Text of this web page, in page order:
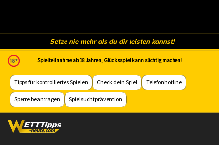
Setze nie mehr als du dir leisten kannst!
Spielteilnahme ab 18 Jahren, Glücksspiel kann süchtig machen!
Tipps für kontrolliertes Spielen Check dein Spiel Telefonhotline
Sperre beantragen Spielsuchtprävention